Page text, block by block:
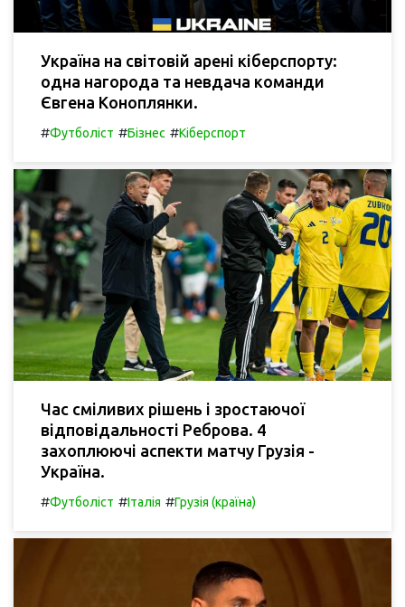
Україна на світовій арені кіберспорту:
одна нагорода та невдача команди
Євгена Коноплянки.
#Футболіст #Бізнес #Кіберспорт
Час сміливих рішень і зростаючої
відповідальності Реброва. 4
захоплюючі аспекти матчу Грузія -
Україна.
#Футболіст #Італія #Грузія (країна)